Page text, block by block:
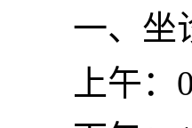
一、坐
上午